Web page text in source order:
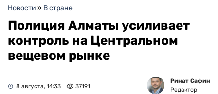
Новости » В стране
Полиция Алматы усиливает
контроль на Центральном
вещевом рынке
8 августа, 14:33 37191
Ринат Сафин
Редактор